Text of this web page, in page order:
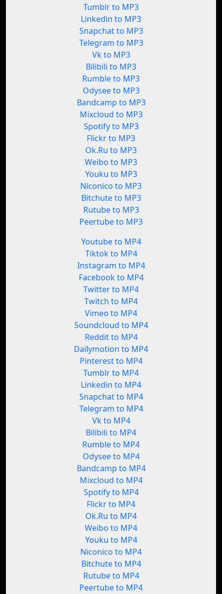
Tumblr to MP3
Linkedin to MP3
Snapchat to MP3
Telegram to MP3
Vk to MP3
Bilibili to MP3
Rumble to MP3
Odysee to MP3
Bandcamp to MP3
Mixcloud to MP3
Spotify to MP3
Flickr to MP3
Ok.Ru to MP3
Weibo to MP3
Youku to MP3
Niconico to MP3
Bitchute to MP3
Rutube to MP3
Peertube to MP3
Youtube to MP4
Tiktok to MP4
Instagram to MP4
Facebook to MP4
Twitter to MP4
Twitch to MP4
Vimeo to MP4
Soundcloud to MP4
Reddit to MP4
Dailymotion to MP4
Pinterest to MP4
Tumblr to MP4
Linkedin to MP4
Snapchat to MP4
Telegram to MP4
Vk to MP4
Bilibili to MP4
Rumble to MP4
Odysee to MP4
Bandcamp to MP4
Mixcloud to MP4
Spotify to MP4
Flickr to MP4
Ok.Ru to MP4
Weibo to MP4
Youku to MP4
Niconico to MP4
Bitchute to MP4
Rutube to MP4
Peertube to MP4